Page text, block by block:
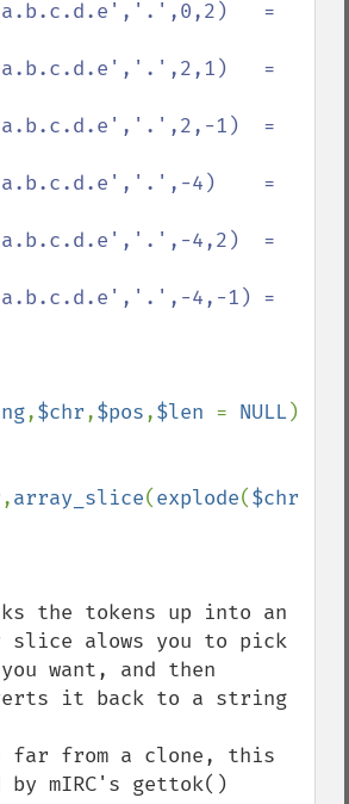
,$chr,$pos,$len = NULL)
,array_slice(explode($chr
the tokens up into an
slice alows you to pick
want, and then
it back to a string
far from a clone, this
by mIRC's gettok()